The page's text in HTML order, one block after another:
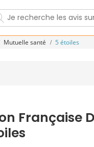
Mutuelle santé 5 étoiles
Française